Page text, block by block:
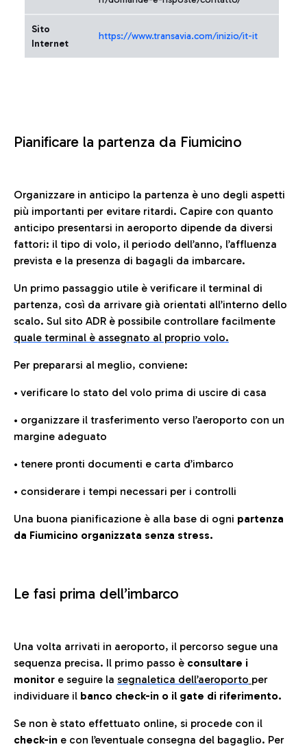
Sito
Internet
https://www.transavia.com/inizio/it-it
Pianificare la partenza da Fiumicino
Organizzare in anticipo la partenza è uno degli aspetti
più importanti per evitare ritardi. Capire con quanto
anticipo presentarsi in aeroporto dipende da diversi
fattori: il tipo di volo, il periodo dell’anno, l’affluenza
prevista e la presenza di bagagli da imbarcare.
Un primo passaggio utile è verificare il terminal di
partenza, così da arrivare già orientati all’interno dello
scalo. Sul sito ADR è possibile controllare facilmente
quale terminal è assegnato al proprio volo.
Per prepararsi al meglio, conviene:
• verificare lo stato del volo prima di uscire di casa
• organizzare il trasferimento verso l’aeroporto con un
margine adeguato
• tenere pronti documenti e carta d’imbarco
• considerare i tempi necessari per i controlli
Una buona pianificazione è alla base di ogni partenza
da Fiumicino organizzata senza stress.
Le fasi prima dell’imbarco
Una volta arrivati in aeroporto, il percorso segue una
sequenza precisa. Il primo passo è consultare i
monitor e seguire la segnaletica dell’aeroporto per
individuare il banco check-in o il gate di riferimento.
Se non è stato effettuato online, si procede con il
check-in e con l’eventuale consegna del bagaglio. Per